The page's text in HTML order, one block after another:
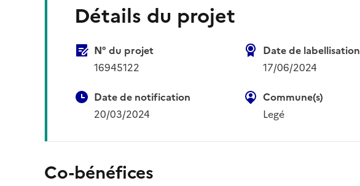
Détails du projet
N° du projet
16945122
Date de labellisation
17/06/2024
Date de notification
20/03/2024
Commune(s)
Legé
Co-bénéfices